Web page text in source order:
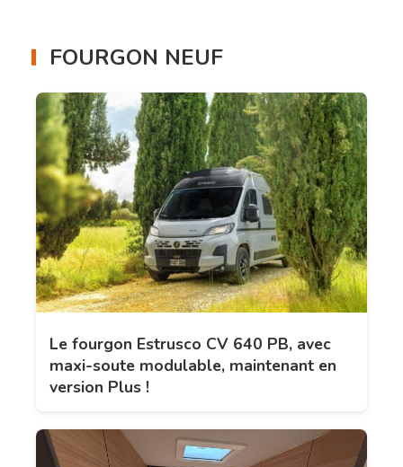
FOURGON NEUF
Le fourgon Estrusco CV 640 PB, avec
maxi-soute modulable, maintenant en
version Plus !